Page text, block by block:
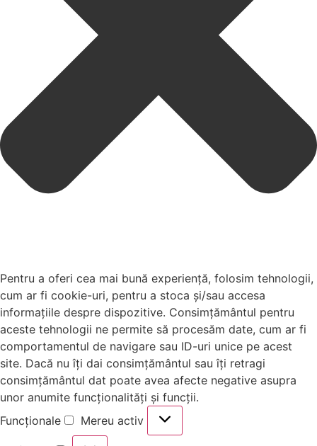
Pentru a oferi cea mai bună experiență, folosim tehnologii,
cum ar fi cookie-uri, pentru a stoca și/sau accesa
informațiile despre dispozitive. Consimțământul pentru
aceste tehnologii ne permite să procesăm date, cum ar fi
comportamentul de navigare sau ID-uri unice pe acest
site. Dacă nu îți dai consimțământul sau îți retragi
consimțământul dat poate avea afecte negative asupra
unor anumite funcționalități și funcții.
Funcționale
Mereu activ